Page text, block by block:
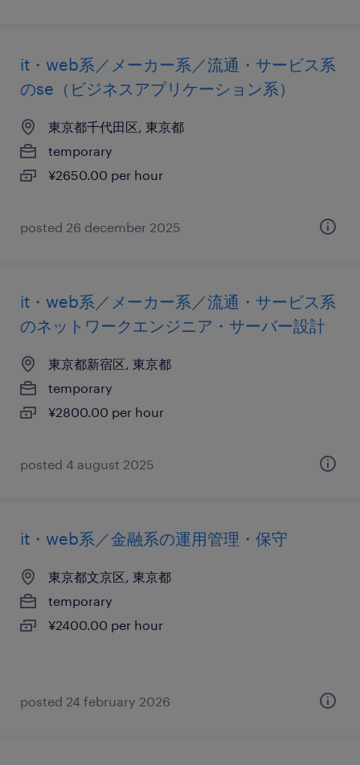
it・web系／メーカー系／流通・サービス系
のse（ビジネスアプリケーション系）
東京都千代田区, 東京都
temporary
¥2650.00 per hour
posted 26 december 2025
it・web系／メーカー系／流通・サービス系
のネットワークエンジニア・サーバー設計
東京都新宿区, 東京都
temporary
¥2800.00 per hour
posted 4 august 2025
it・web系／金融系の運用管理・保守
東京都文京区, 東京都
temporary
¥2400.00 per hour
posted 24 february 2026